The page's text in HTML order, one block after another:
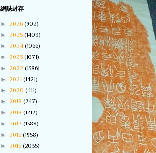
網誌封存
► 2026 (902)
► 2025 (1409)
► 2024 (1066)
► 2023 (1071)
► 2022 (1386)
► 2021 (1421)
► 2020 (1111)
► 2019 (747)
► 2018 (1217)
► 2017 (1588)
► 2016 (1958)
► 2015 (2035)